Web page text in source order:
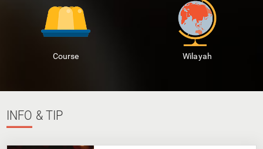
Course Wilayah
INFO & TIP